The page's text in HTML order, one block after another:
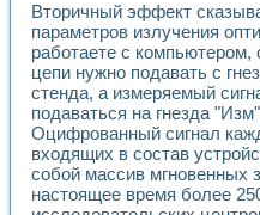
Вторичный эффект
параметров излучения
работаете с компьютером,
цепи нужно подавать с
стенда, а измеряемый
подаваться на гнезда
Оцифрованный сигнал
входящих в состав
собой массив мгновенных
настоящее время более